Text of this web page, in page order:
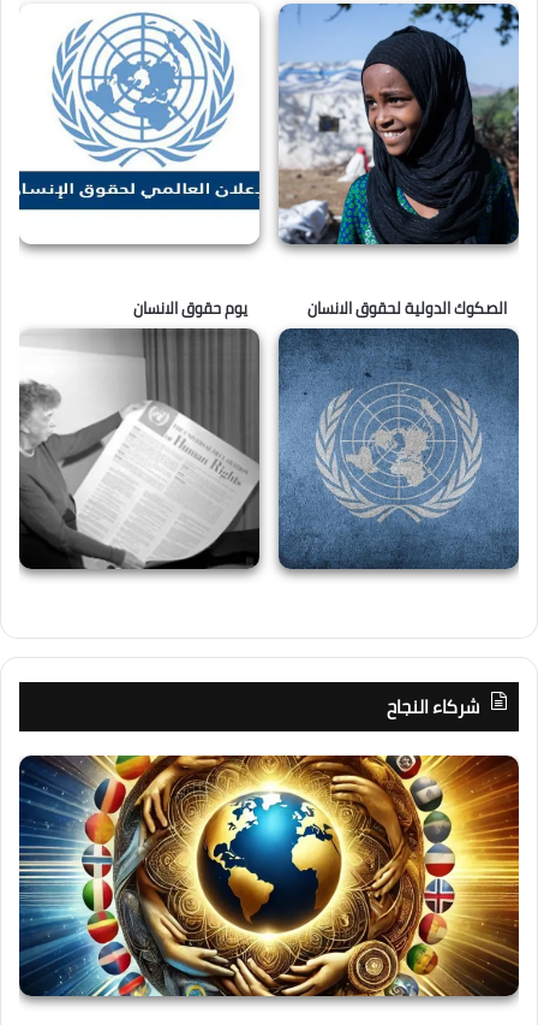
الصكوك الدولية لحقوق الانسان يوم حقوق الانسان
شركاء النجاح